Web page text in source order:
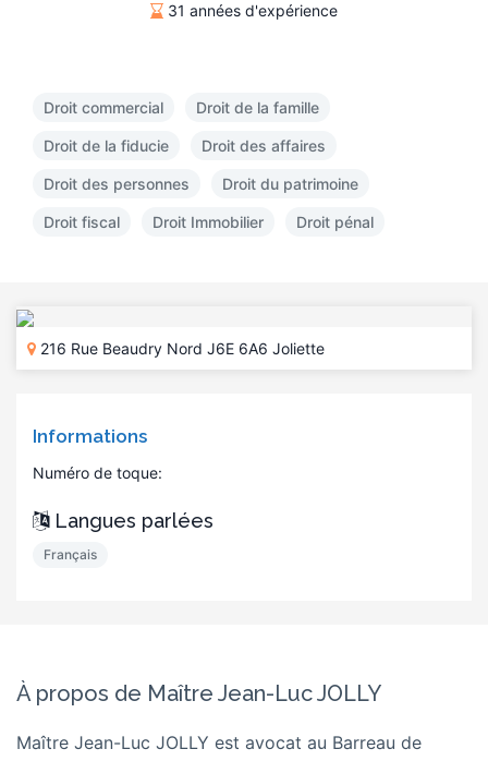
31 années d'expérience
Droit commercial Droit de la famille
Droit de la fiducie Droit des affaires
Droit des personnes Droit du patrimoine
Droit fiscal Droit Immobilier Droit pénal
216 Rue Beaudry Nord J6E 6A6 Joliette
Informations
Numéro de toque:
Langues parlées
Français
À propos de Maître Jean-Luc JOLLY
Maître Jean-Luc JOLLY est avocat au Barreau de